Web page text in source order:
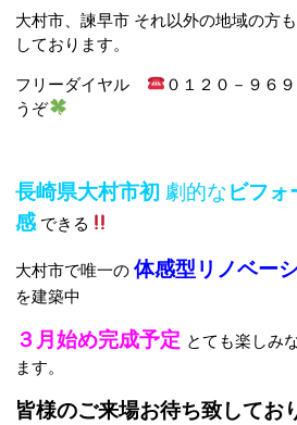
大村市、諫早市 それ以外の地域の方
しております。
フリーダイヤル
０１２０－９６
うぞ
長崎県大村市初 劇的なビフォ
感 できる
大村市で唯一の体感型リノベー
を建築中
３月始め完成予定 とても楽しみ
ます。
皆様のご来場お待ち致してお